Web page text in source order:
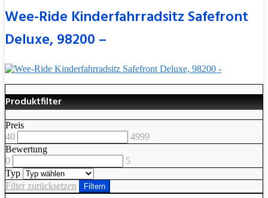
Wee-Ride Kinderfahrradsitz Safefront
Deluxe, 98200 –
Produktfilter
Preis
40
4999
Bewertung
0
5
Typ
Filter zurücksetzen
Filtern